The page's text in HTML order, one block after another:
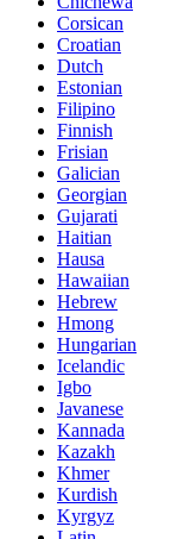
Corsican
Croatian
Dutch
Estonian
Filipino
Finnish
Frisian
Galician
Georgian
Gujarati
Haitian
Hausa
Hawaiian
Hebrew
Hmong
Hungarian
Icelandic
Igbo
Javanese
Kannada
Kazakh
Khmer
Kurdish
Kyrgyz